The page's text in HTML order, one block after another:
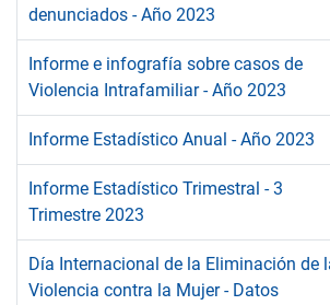
denunciados - Año 2023
Informe e infografía sobre casos de
Violencia Intrafamiliar - Año 2023
Informe Estadístico Anual - Año 2023
Informe Estadístico Trimestral - 3
Trimestre 2023
Día Internacional de la Eliminación de
Violencia contra la Mujer - Datos